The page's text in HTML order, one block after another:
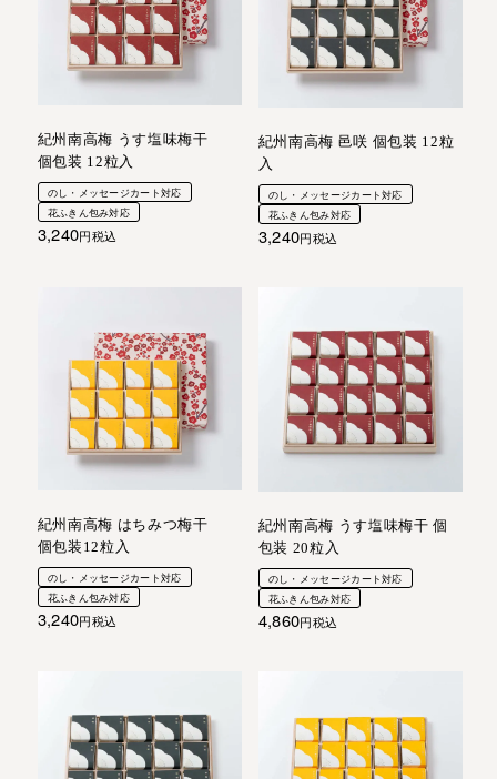
紀州南高梅 うす塩味梅干
個包装 12粒入
のし・メッセージカート対応
花ふきん包み対応
3,240 税込
紀州南高梅 邑咲 個包装 12粒
入
のし・メッセージカート対応
花ふきん包み対応
3,240 税込
紀州南高梅 はちみつ梅干
個包装12粒入
のし・メッセージカート対応
花ふきん包み対応
3,240 税込
紀州南高梅 うす塩味梅干 個
包装 20粒入
のし・メッセージカート対応
花ふきん包み対応
4,860 税込